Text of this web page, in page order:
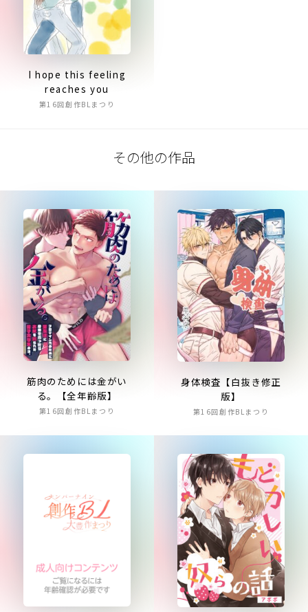
I hope this feeling
reaches you
第16回創作BLまつり
その他の作品
筋肉のためには金がい
る。【全年齢版】
第16回創作BLまつり
身体検査【白抜き修正
版】
第16回創作BLまつり